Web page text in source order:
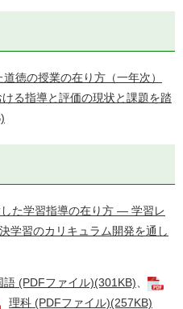
徳の授業の在り方（一年次）
る指導と評価の現状と課題を踏
た学習指導の在り方 ― 学習レ
学習のカリキュラム開発を通し
語 (PDFファイル)(301KB)、
理科 (PDFファイル)(257KB)